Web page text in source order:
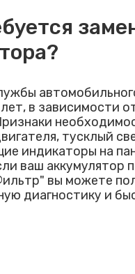
в зависимости
тусклый
индикаторы на
ваш аккумулятор
вы можете
диагностику и